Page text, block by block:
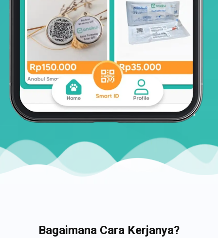
Bagaimana Cara Kerjanya?